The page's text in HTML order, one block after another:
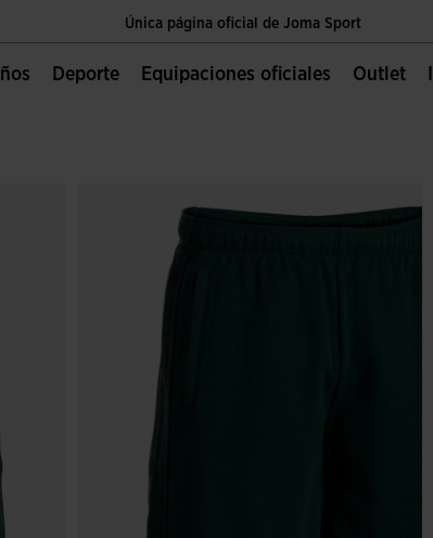
Única página oficial de Joma Sport
Envíos gratis a partir de $2 000.00 MXN
Única página oficial de Joma Sport
Deporte Equipaciones oficiales Outlet